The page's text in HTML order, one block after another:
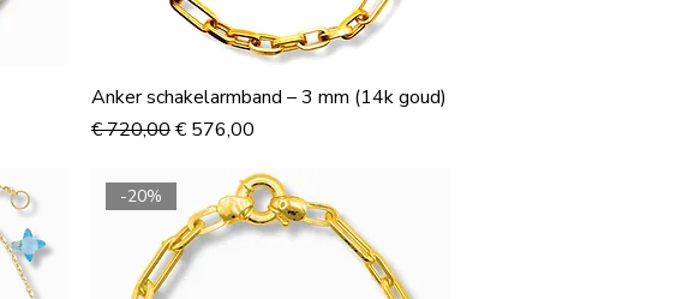
Anker schakelarmband – 3 mm (14k goud)
Normale prijs
€ 720,00Verkoopprijs
€ 576,00
-20%